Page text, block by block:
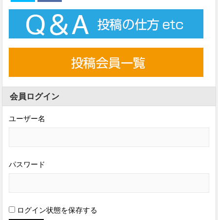
会員ログイン
ユーザー名
パスワード
ログイン状態を保存する